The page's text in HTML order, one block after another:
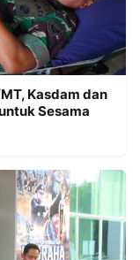
Kasdam dan
Sesama